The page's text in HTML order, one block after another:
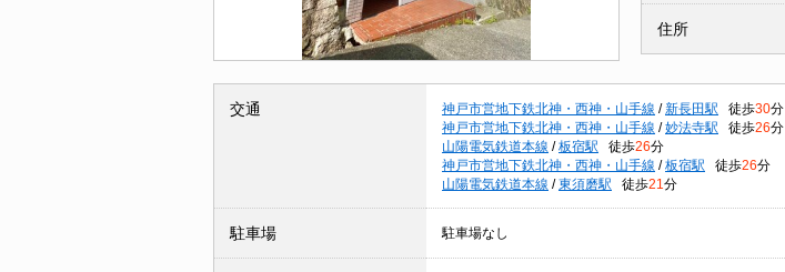
住所
交通 神戸市営地下鉄北神・西神・山手線 / 新長田駅 徒歩30分
神戸市営地下鉄北神・西神・山手線 / 妙法寺駅 徒歩26分
山陽電気鉄道本線 / 板宿駅 徒歩26分
神戸市営地下鉄北神・西神・山手線 / 板宿駅 徒歩26分
山陽電気鉄道本線 / 東須磨駅 徒歩21 分
駐車場 駐車場なし